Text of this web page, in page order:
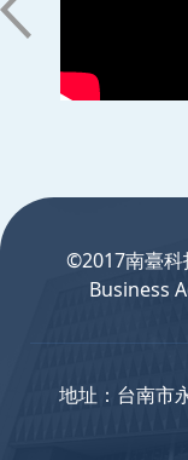
©2017南臺
Business
地址：台南市